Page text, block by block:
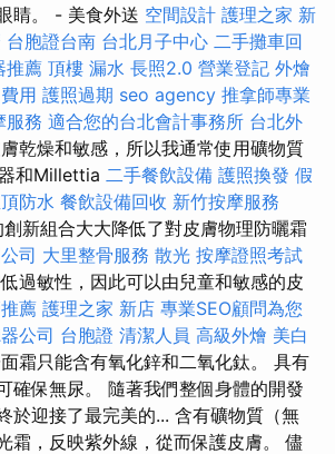
睛。 - 美食外送 空間設計 護理之家 新
台胞證台南 台北月子中心 二手攤車回
推薦 頂樓 漏水 長照2.0 營業登記 外燴
用 護照過期 seo agency 推拿師專業
服務 適合您的台北會計事務所 台北外
乾燥和敏感，所以我通常使用礦物質
和Millettia 二手餐飲設備 護照換發 假
防水 餐飲設備回收 新竹按摩服務
新組合大大降低了對皮膚物理防曬霜
司 大里整骨服務 散光 按摩證照考試
過敏性，因此可以由兒童和敏感的皮
薦 護理之家 新店 專業SEO顧問為您
公司 台胞證 清潔人員 高級外燴 美白
霜只能含有氧化鋅和二氧化鈦。 具有
確保無尿。 隨著我們整個身體的開發
於迎接了最完美的... 含有礦物質（無
霜，反映紫外線，從而保護皮膚。 儘